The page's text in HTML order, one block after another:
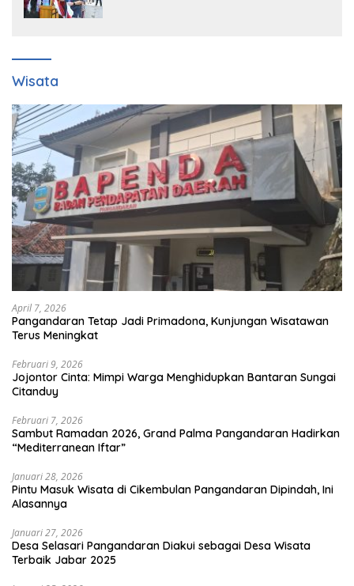
Wisata
April 7, 2026
Pangandaran Tetap Jadi Primadona, Kunjungan Wisatawan
Terus Meningkat
Februari 9, 2026
Jojontor Cinta: Mimpi Warga Menghidupkan Bantaran Sungai
Citanduy
Februari 7, 2026
Sambut Ramadan 2026, Grand Palma Pangandaran Hadirkan
“Mediterranean Iftar”
Januari 28, 2026
Pintu Masuk Wisata di Cikembulan Pangandaran Dipindah, Ini
Alasannya
Januari 27, 2026
Desa Selasari Pangandaran Diakui sebagai Desa Wisata
Terbaik Jabar 2025